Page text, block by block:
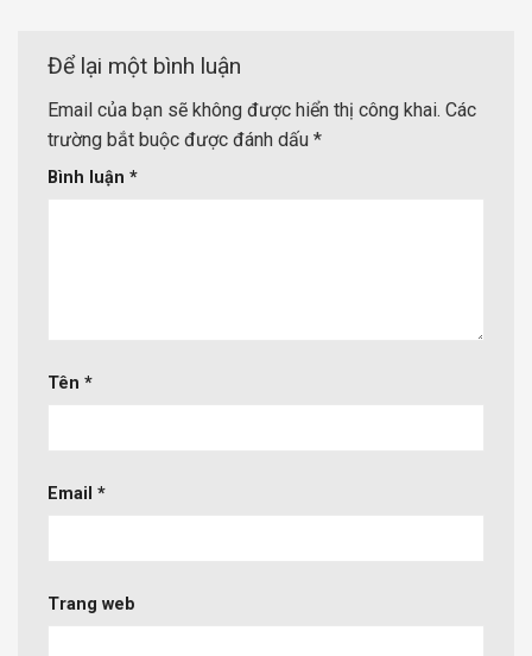
Để lại một bình luận
Email của bạn sẽ không được hiển thị công khai. Các
trường bắt buộc được đánh dấu *
Bình luận *
Tên *
Email *
Trang web